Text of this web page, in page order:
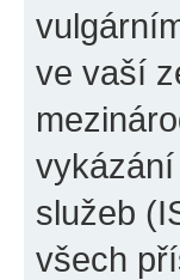
ve vaší
služeb
všech